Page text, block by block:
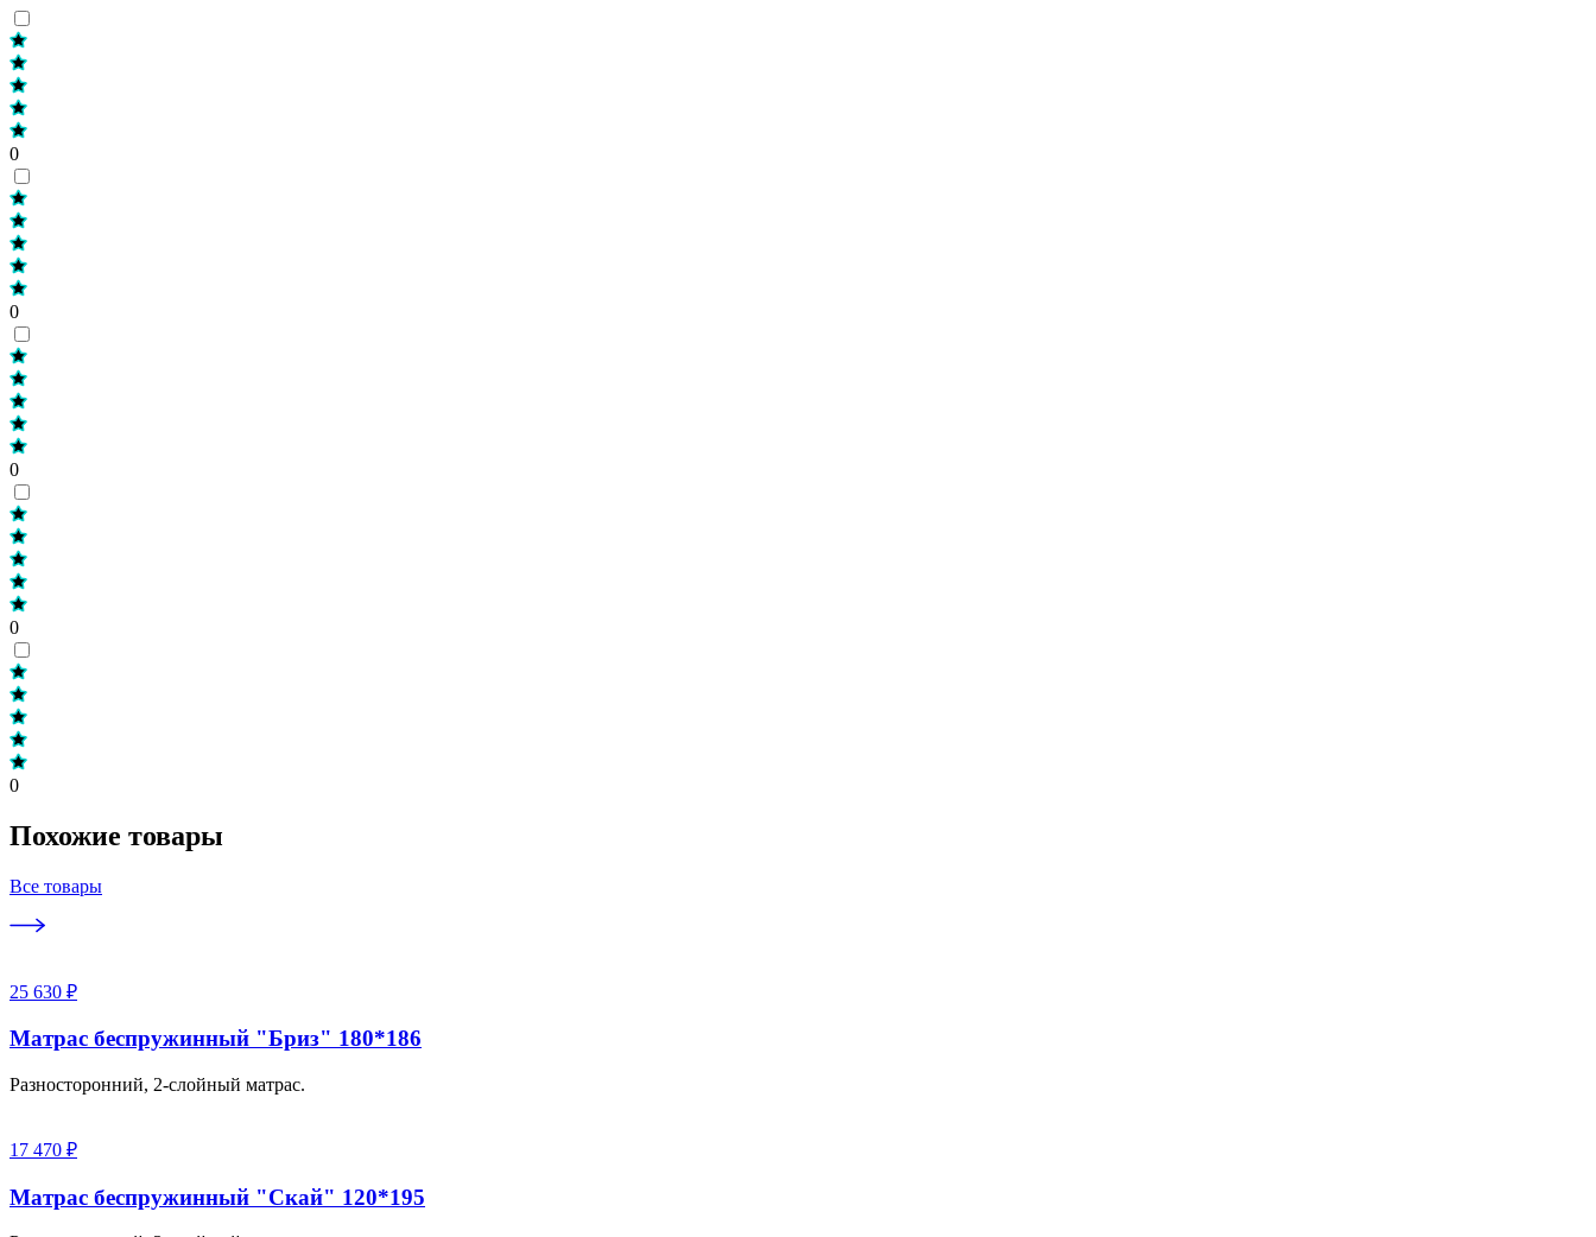
0
0
0
0
0
Похожие товары
Все товары
25 630 ₽
Матрас беспружинный "Бриз" 180*186
Разносторонний, 2-слойный матрас.
17 470 ₽
Матрас беспружинный "Скай" 120*195